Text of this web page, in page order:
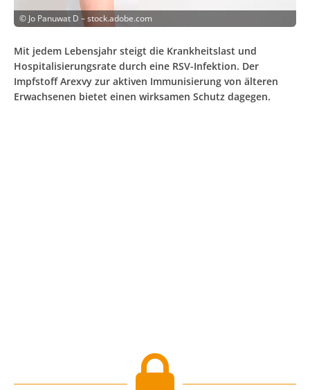
© Jo Panuwat D – stock.adobe.com
Mit jedem Lebensjahr steigt die Krankheitslast und
Hospitalisierungsrate durch eine RSV-Infektion. Der
Impfstoff Arexvy zur aktiven Immunisierung von älteren
Erwachsenen bietet einen wirksamen Schutz dagegen.